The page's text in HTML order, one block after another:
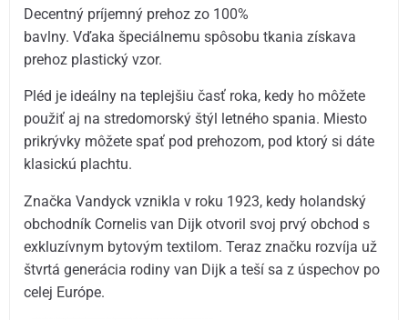
Decentný príjemný prehoz zo 100%
bavlny. Vďaka špeciálnemu spôsobu tkania získava
prehoz plastický vzor.
Pléd je ideálny na teplejšiu časť roka, kedy ho môžete
použiť aj na stredomorský štýl letného spania. Miesto
prikrývky môžete spať pod prehozom, pod ktorý si dáte
klasickú plachtu.
Značka Vandyck vznikla v roku 1923, kedy holandský
obchodník Cornelis van Dijk otvoril svoj prvý obchod s
exkluzívnym bytovým textilom. Teraz značku rozvíja už
štvrtá generácia rodiny van Dijk a teší sa z úspechov po
celej Európe.